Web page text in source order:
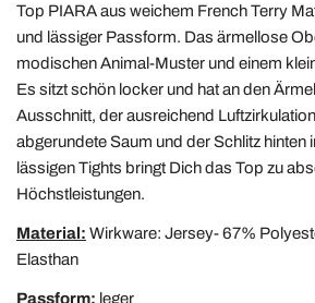
Top PIARA aus weichem French Terry
und lässiger Passform. Das ärmellose
modischen Animal-Muster und einem
Es sitzt schön locker und hat an den
Ausschnitt, der ausreichend
abgerundete Saum und der Schlitz hinten
lässigen Tights bringt Dich das Top zu
Höchstleistungen.
Material: Wirkware: Jersey- 67%
Elasthan
Passform: leger